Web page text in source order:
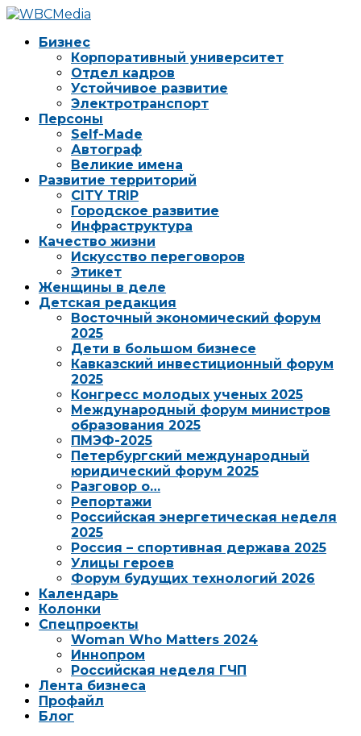
Бизнес
Корпоративный университет
Отдел кадров
Устойчивое развитие
Электротранспорт
Персоны
Self-Made
Автограф
Великие имена
Развитие территорий
CITY TRIP
Городское развитие
Инфраструктура
Качество жизни
Искусство переговоров
Этикет
Женщины в деле
Детская редакция
Восточный экономический форум
2025
Дети в большом бизнесе
Кавказский инвестиционный форум
2025
Конгресс молодых ученых 2025
Международный форум министров
образования 2025
ПМЭФ-2025
Петербургский международный
юридический форум 2025
Разговор о…
Репортажи
Российская энергетическая неделя
2025
Россия – спортивная держава 2025
Улицы героев
Форум будущих технологий 2026
Календарь
Колонки
Спецпроекты
Woman Who Matters 2024
Иннопром
Российская неделя ГЧП
Лента бизнеса
Профайл
Блог